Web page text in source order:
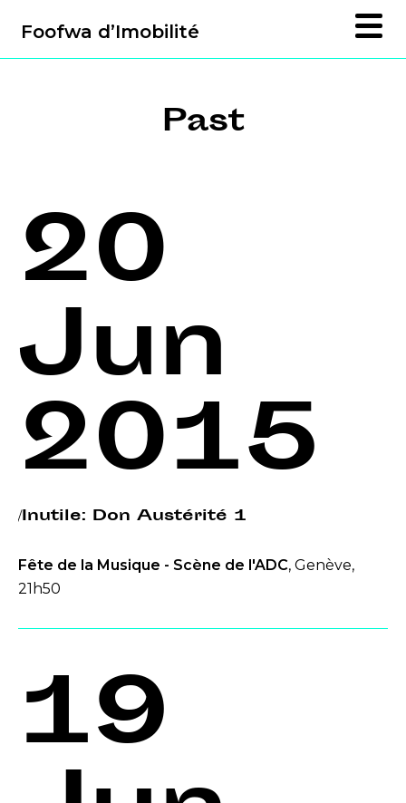
Foofwa d’Imobilité
Past
20
Jun
2015
/Inutile: Don Austérité 1
Fête de la Musique - Scène de l'ADC, Genève,
21h50
19